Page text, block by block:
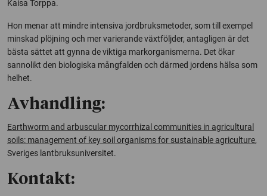
Kaisa Torppa.
Hon menar att mindre intensiva jordbruksmetoder, som till exempel
minskad plöjning och mer varierande växtföljder, antagligen är det
bästa sättet att gynna de viktiga markorganismerna. Det ökar
sannolikt den biologiska mångfalden och därmed jordens hälsa som
helhet.
Avhandling:
Earthworm and arbuscular mycorrhizal communities in agricultural
soils: management of key soil organisms for sustainable agriculture,
Sveriges lantbruksuniversitet.
Kontakt: